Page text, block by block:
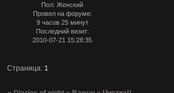
Пол: Женский
Провел на форуме:
9 часов 25 минут
Последний визит:
2010-07-21 15:28:35
Страница:1